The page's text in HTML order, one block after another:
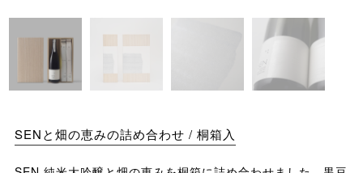
SENと畑の恵みの詰め合わせ / 桐箱入